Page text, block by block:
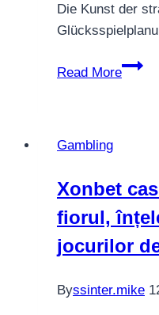
Die Kunst der
Read More
Gambling
Xonbet
fiorul,
jocurilor
Byssinter.mike